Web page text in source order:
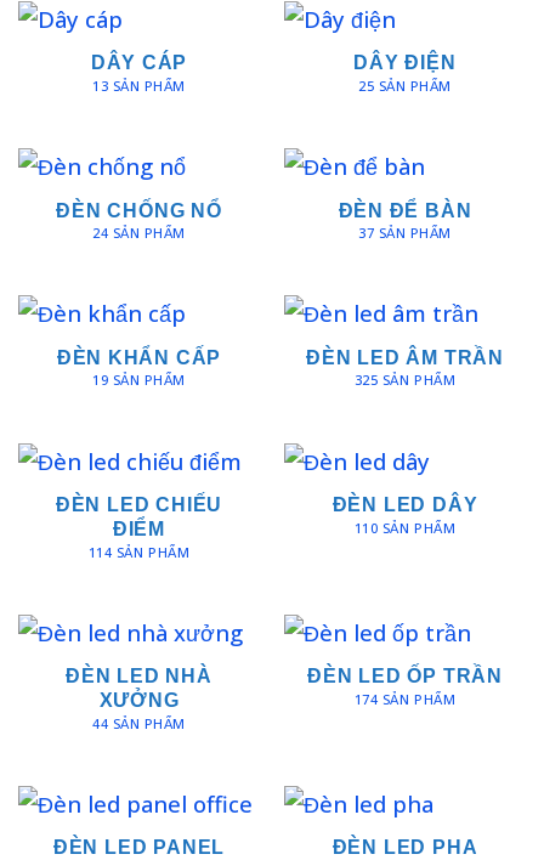
DÂY CÁP
13 SẢN PHẨM
DÂY ĐIỆN
25 SẢN PHẨM
ĐÈN CHỐNG NỔ
24 SẢN PHẨM
ĐÈN ĐỂ BÀN
37 SẢN PHẨM
ĐÈN KHẨN CẤP
19 SẢN PHẨM
ĐÈN LED ÂM TRẦN
325 SẢN PHẨM
ĐÈN LED CHIẾU
ĐIỂM
114 SẢN PHẨM
ĐÈN LED DÂY
110 SẢN PHẨM
ĐÈN LED NHÀ
XƯỞNG
44 SẢN PHẨM
ĐÈN LED ỐP TRẦN
174 SẢN PHẨM
ĐÈN LED PANEL
ĐÈN LED PHA